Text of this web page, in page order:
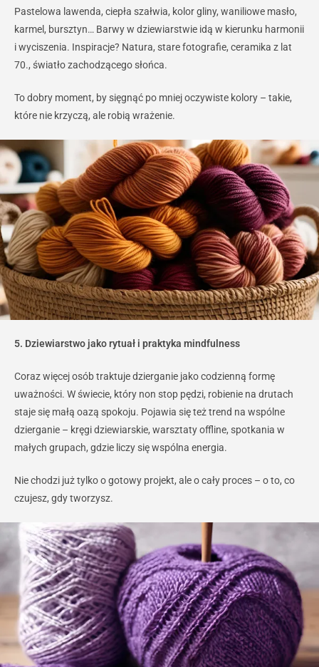
Pastelowa lawenda, ciepła szałwia, kolor gliny, waniliowe masło,
karmel, bursztyn… Barwy w dziewiarstwie idą w kierunku harmonii
i wyciszenia. Inspiracje? Natura, stare fotografie, ceramika z lat
70., światło zachodzącego słońca.
To dobry moment, by sięgnąć po mniej oczywiste kolory – takie,
które nie krzyczą, ale robią wrażenie.
5. Dziewiarstwo jako rytuał i praktyka mindfulness
Coraz więcej osób traktuje dzierganie jako codzienną formę
uważności. W świecie, który non stop pędzi, robienie na drutach
staje się małą oazą spokoju. Pojawia się też trend na wspólne
dzierganie – kręgi dziewiarskie, warsztaty offline, spotkania w
małych grupach, gdzie liczy się wspólna energia.
Nie chodzi już tylko o gotowy projekt, ale o cały proces – o to, co
czujesz, gdy tworzysz.